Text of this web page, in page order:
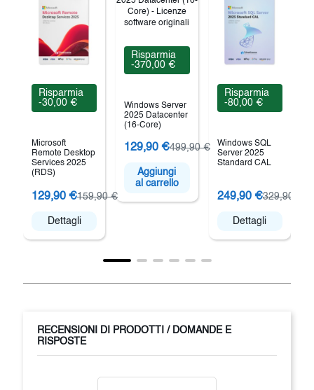
Risparmia
-30,00 €
Microsoft
Remote Desktop
Services 2025
(RDS)
129,90 €159,90 €
Dettagli
Risparmia
-370,00 €
Windows Server
2025 Datacenter
(16-Core)
129,90 €499,90 €
Aggiungi
al carrello
Risparmia
-80,00 €
Windows SQL
Server 2025
Standard CAL
249,90 €329,90 €
Dettagli
RECENSIONI DI PRODOTTI / DOMANDE E
RISPOSTE